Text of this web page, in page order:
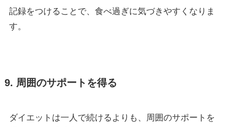
記録をつけることで、食べ過ぎに気づきやすくなりま
す。
9. 周囲のサポートを得る
ダイエットは一人で続けるよりも、周囲のサポートを